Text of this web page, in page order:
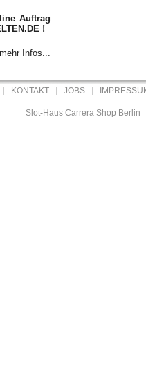
Auftrag
!
mehr Infos...
KONTAKT JOBS
Slot-Haus Carrera Shop Berlin